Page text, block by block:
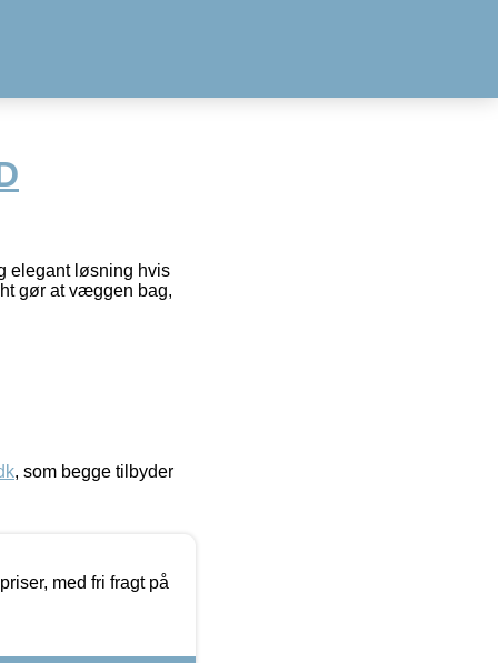
elegant løsning hvis
gør at væggen bag,
, som begge tilbyder
med fri fragt på